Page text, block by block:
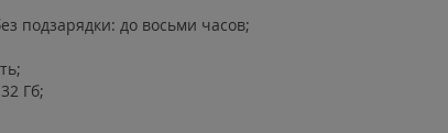
подзарядки: до восьми часов;
Гб;